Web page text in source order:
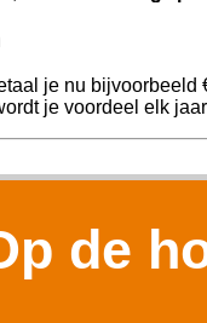
je nu bijvoorbeeld
je voordeel elk
de